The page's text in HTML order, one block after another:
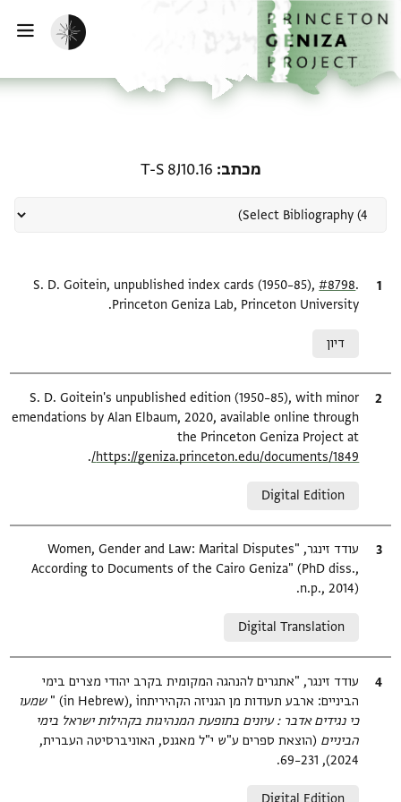
לתוכןהבית
הפעלת מצב כהה
מכתב T-S 8J10.16
ציטוט S. D. Goitein, unpublished index cards (1950–85),#8798
Princeton Geniza Lab, Princeton University.
דיון
ציטוט
S. D. Goitein's unpublished edition (1950–85), with minor
emendations by Alan Elbaum, 2020, available online through
the Princeton Geniza Project at
https://geniza.princeton.edu/documents/1849/
.
Digital Edition
ציטוט
עודד זינגר, "Women, Gender and Law: Marital Disputes
According to Documents of the Cairo Geniza" (PhD diss.,
n.p., 2014).
Digital Translation
ציטוט
עודד זינגר, "אתגרים להנהגה המקומית בקרב יהודי מצרים בימי
הביניים: ארבע תעודות מן הגניזה הקהירית‎" (in Hebrew), in
שמעו
כי נגידים אדבר : עיונים בתופעת המנהיגות בקהילות ישראל בימי
הביניים‎(הוצאת ספרים ע"ש י"ל מאגנס, האוניברסיטה העברית,
2024), 231–69.